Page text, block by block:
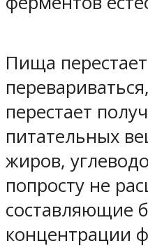
Пища
перестает
питательных
жиров,
попросту не
составляющие
концентрации